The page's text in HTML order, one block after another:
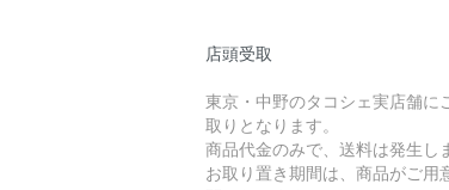
店頭受取
東京・中野のタコシェ実店舗に
取りとなります。
商品代金のみで、送料は発生し
お取り置き期間は、商品がご用